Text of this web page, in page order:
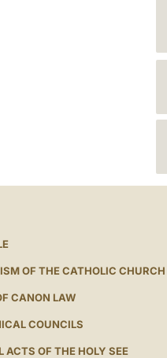
ة
OF THE CATHOLIC CHURCH
CANON LAW
COUNCILS
ACTS OF THE HOLY SEE